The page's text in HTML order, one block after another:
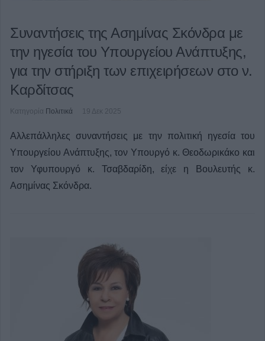
Συναντήσεις της Ασημίνας Σκόνδρα με
την ηγεσία του Υπουργείου Ανάπτυξης,
για την στήριξη των επιχειρήσεων στο ν.
Καρδίτσας
Κατηγορία Πολιτικά 19 Δεκ 2025
Αλλεπάλληλες συναντήσεις με την πολιτική ηγεσία του
Υπουργείου Ανάπτυξης, τον Υπουργό κ. Θεοδωρικάκο και
τον Υφυπουργό κ. Τσαβδαρίδη, είχε η Βουλευτής κ.
Ασημίνας Σκόνδρα.